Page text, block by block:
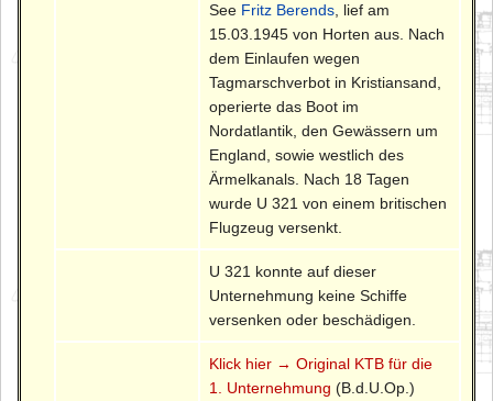
See Fritz Berends , lief am
15.03.1945 von Horten aus. Nach
dem Einlaufen wegen
Tagmarschverbot in Kristiansand,
operierte das Boot im
Nordatlantik, den Gewässern um
England, sowie westlich des
Ärmelkanals. Nach 18 Tagen
wurde U 321 von einem britischen
Flugzeug versenkt.
U 321 konnte auf dieser
Unternehmung keine Schiffe
versenken oder beschädigen.
Klick hier → Original KTB für die
1. Unternehmung (B.d.U.Op.)